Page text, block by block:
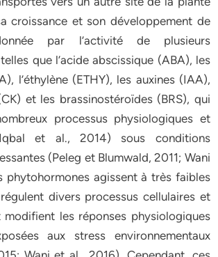
croissance et son développement de
par l’activité de plusieurs
que l’acide abscissique (ABA), les
l’éthylène (ETHY), les auxines (IAA),
et les brassinostéroïdes (BRS), qui
processus physiologiques et
et al., 2014) sous conditions
(Peleg et Blumwald, 2011; Wani
phytohormones agissent à très faibles
divers processus cellulaires et
modifient les réponses physiologiques
aux stress environnementaux